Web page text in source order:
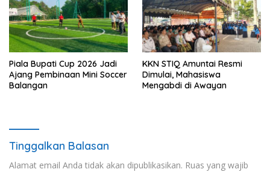
Piala Bupati Cup 2026 Jadi
Ajang Pembinaan Mini Soccer
Balangan
KKN STIQ Amuntai Resmi
Dimulai, Mahasiswa
Mengabdi di Awayan
Tinggalkan Balasan
Alamat email Anda tidak akan dipublikasikan. Ruas yang wajib